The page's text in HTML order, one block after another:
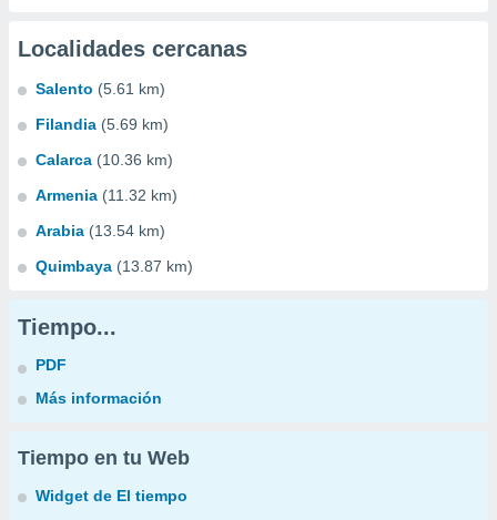
Localidades cercanas
Salento (5.61 km)
Filandia (5.69 km)
Calarca (10.36 km)
Armenia (11.32 km)
Arabia (13.54 km)
Quimbaya (13.87 km)
Tiempo...
PDF
Más información
Tiempo en tu Web
Widget de El tiempo